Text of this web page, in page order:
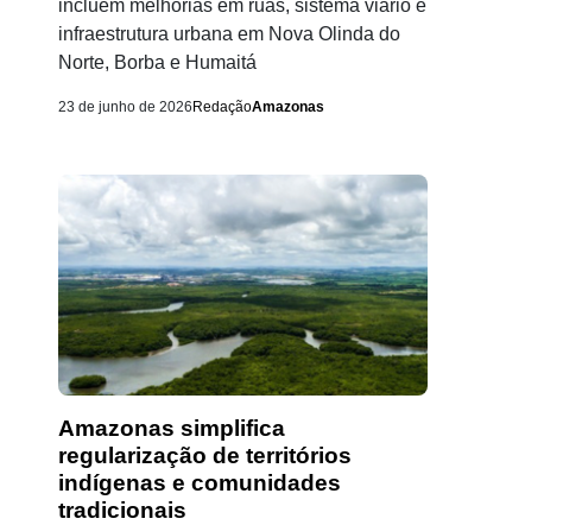
incluem melhorias em ruas, sistema viário e
infraestrutura urbana em Nova Olinda do
Norte, Borba e Humaitá
23 de junho de 2026 RedaçãoAmazonas
Amazonas simplifica
regularização de territórios
indígenas e comunidades
tradicionais